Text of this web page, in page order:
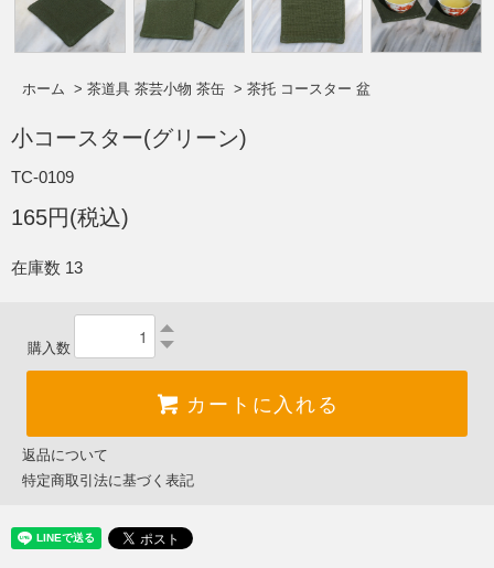
ホーム > 茶道具 茶芸小物 茶缶 > 茶托 コースター 盆
小コースター(グリーン)
TC-0109
165円(税込)
在庫数 13
購入数
カートに入れる
返品について
特定商取引法に基づく表記